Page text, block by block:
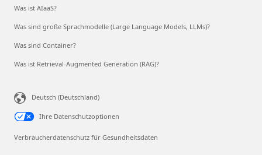
Was ist AIaaS?
Was sind große Sprachmodelle (Large Language Models, LLMs)?
Was sind Container?
Was ist Retrieval-Augmented Generation (RAG)?
Deutsch (Deutschland)
Ihre Datenschutzoptionen
Verbraucherdatenschutz für Gesundheitsdaten